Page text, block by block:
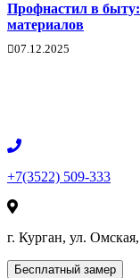
Профнастил в быту:
материалов
07.12.2025
+7(3522) 509-333
г. Курган, ул.
Бесплатный замер